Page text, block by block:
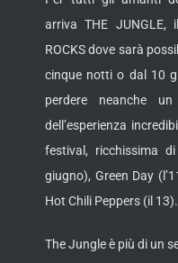
arriva THE JUNGLE,
ROCKS dove sarà
cinque notti o dal 10
perdere neanche
dell’esperienza
festival, ricchissima
giugno), Green Day
Hot Chili Peppers (il 13).
The Jungle è più di un